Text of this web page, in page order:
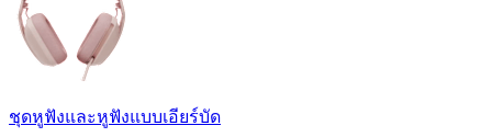
ชุดหูฟังและหูฟังแบบเอียร์บัด